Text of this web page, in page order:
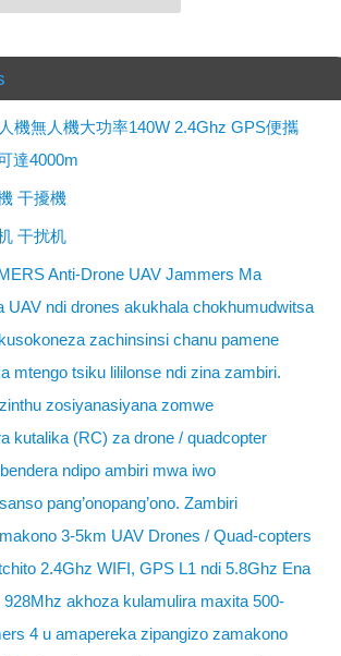
機無人機大功率140W 2.4Ghz GPS便攜
達4000m
干擾機
干扰机
Anti-Drone UAV Jammers Ma
UAV ndi drones akukhala chokhumudwitsa
zachinsinsi chanu pamene
mtengo tsiku lililonse ndi zina zambiri.
zosiyanasiyana zomwe
kutalika (RC) za drone / quadcopter
ndipo ambiri mwa iwo
pang’onopang’ono. Zambiri
3-5km UAV Drones / Quad-copters
2.4Ghz WIFI, GPS L1 ndi 5.8Ghz Ena
akhoza kulamulira maxita 500-
4 u amapereka zipangizo zamakono